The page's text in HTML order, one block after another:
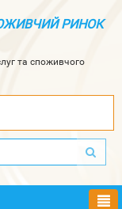
РИНОК
та споживчого